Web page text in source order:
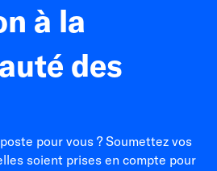
à la
des
pour vous ? Soumettez vos
soient prises en compte pour